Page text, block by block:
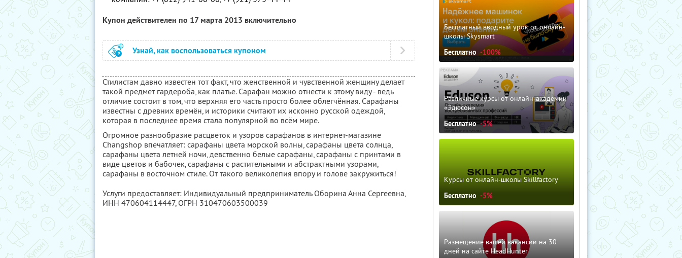
Купон действителен по 17 марта 2013 включительно
Узнай, как воспользоваться купоном
Стилистам давно известен тот факт, что женственной и чувственной женщину делает
такой предмет гардероба, как платье. Сарафан можно отнести к этому виду - ведь
отличие состоит в том, что верхняя его часть просто более облегчённая. Сарафаны
известны с древних времён, и историки считают их исконно русской одеждой,
которая в последнее время стала популярной во всём мире.
Огромное разнообразие расцветок и узоров сарафанов в интернет-магазине
Changshop впечатляет: сарафаны цвета морской волны, сарафаны цвета солнца,
сарафаны цвета летней ночи, девственно белые сарафаны, сарафаны с принтами в
виде цветов и бабочек, сарафаны с растительными и абстрактными узорами,
сарафаны в восточном стиле. От такого великолепия впору и голове закружиться!
Услуги предоставляет: Индивидуальный предприниматель Оборина Анна Сергеевна,
ИНН 470604114447, ОГРН 310470603500039
Бесплатный вводный урок от онлайн-
школы Skysmart
Бесплатно -100%
Различные курсы от онлайн-академии
«Эдюсон»
Бесплатно -5%
Курсы от онлайн-школы Skillfactory
Бесплатно -5%
Размещение вашей вакансии на 30
дней на сайте HeadHunter